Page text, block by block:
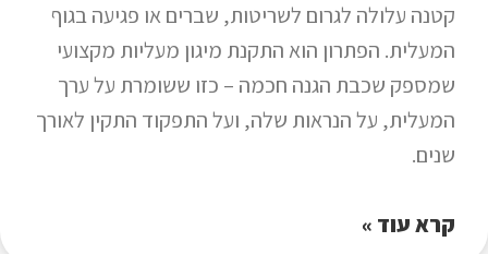
קטנה עלולה לגרום לשריטות, שברים או פגיעה בגוף
המעלית. הפתרון הוא התקנת מיגון מעליות מקצועי
שמספק שכבת הגנה חכמה – כזו ששומרת על ערך
המעלית, על הנראות שלה, ועל התפקוד התקין לאורך
שנים.
קרא עוד »